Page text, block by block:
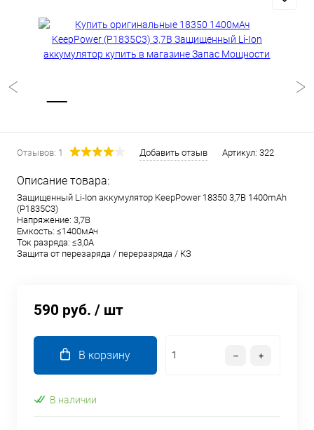
Отзывов: 1 Добавить отзыв Артикул: 322
Описание товара:
Защищенный Li-Ion аккумулятор KeepPower 18350 3,7В 1400mAh
(P1835С3)
Напряжение: 3,7В
Емкость: ≤1400мАч
Ток разряда: ≤3,0А
Защита от перезаряда / переразряда / КЗ
590 руб. / шт
В корзину
В наличии